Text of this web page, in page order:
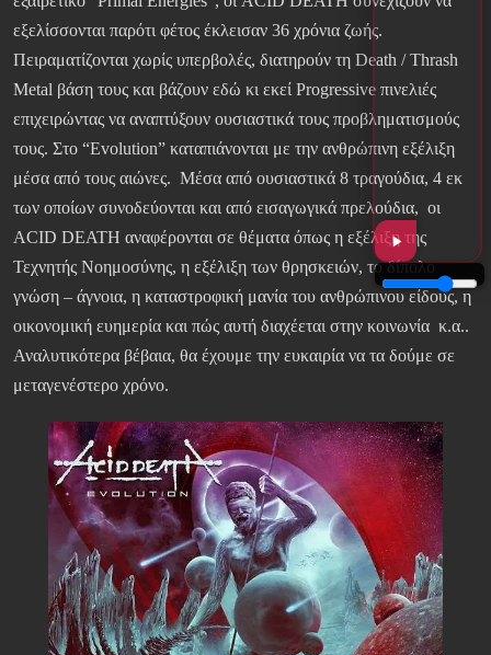
εξελίσσονται παρότι φέτος έκλεισαν 36 χρόνια ζωής.
Πειραματίζονται χωρίς υπερβολές, διατηρούν τη Death / Thrash
Metal βάση τους και βάζουν εδώ κι εκεί Progressive πινελιές
επιχειρώντας να αναπτύξουν ουσιαστικά τους προβληματισμούς
τους. Στο “Evolution” καταπιάνονται με την ανθρώπινη εξέλιξη
μέσα από τους αιώνες. Μέσα από ουσιαστικά 8 τραγούδια, 4 εκ
των οποίων συνοδεύονται και από εισαγωγικά πρελούδια, οι
ACID DEATH αναφέρονται σε θέματα όπως η εξέλιξη της
Τεχνητής Νοημοσύνης, η εξέλιξη των θρησκειών, το δίπολο
γνώση – άγνοια, η καταστροφική μανία του ανθρώπινου είδους, η
οικονομική ευημερία και πώς αυτή διαχέεται στην κοινωνία κ.α..
Αναλυτικότερα βέβαια, θα έχουμε την ευκαιρία να τα δούμε σε
μεταγενέστερο χρόνο.